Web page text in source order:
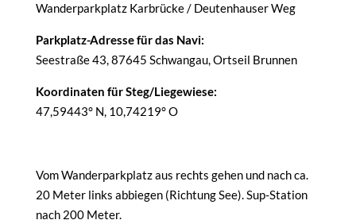
Wanderparkplatz Karbrücke / Deutenhauser Weg
Parkplatz-Adresse für das Navi:
Seestraße 43, 87645 Schwangau, Ortseil Brunnen
Koordinaten für Steg/Liegewiese:
47,59443° N, 10,74219° O
Vom Wanderparkplatz aus rechts gehen und nach ca.
20 Meter links abbiegen (Richtung See). Sup-Station
nach 200 Meter.